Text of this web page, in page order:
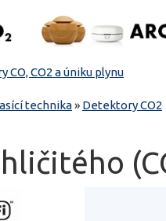
CO, CO2 a úniku plynu
technika» Detektory CO2